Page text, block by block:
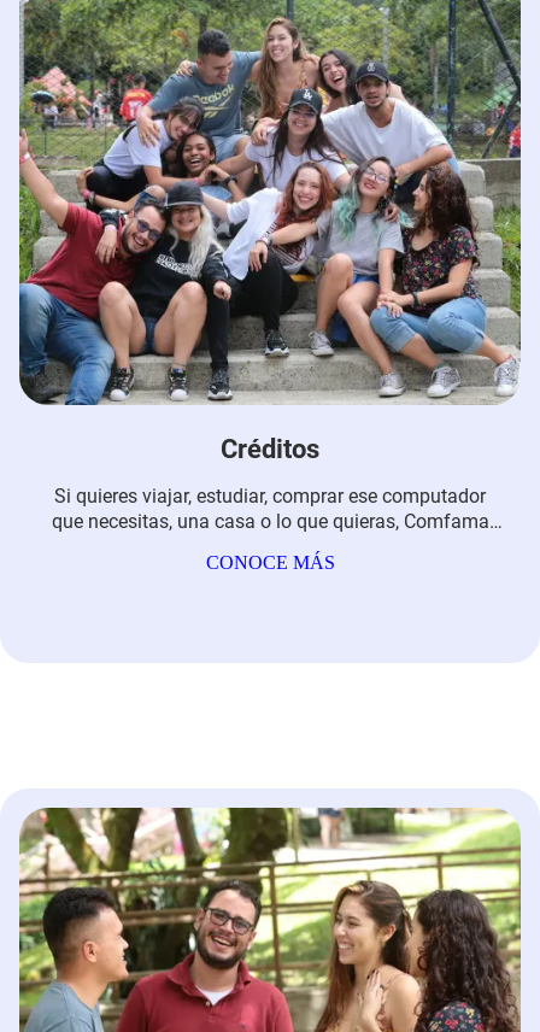
Créditos
Si quieres viajar, estudiar, comprar ese computador
que necesitas, una casa o lo que quieras, Comfama
está para acompañarte y brindarte todas estas
opciones.
CONOCE MÁS